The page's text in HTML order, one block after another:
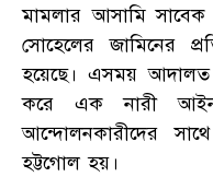
মামলার আসামি সাবেক
সোহেলের জামিনের
হয়েছে। এসময় আদালত
করে এক নারী
আন্দোলনকারীদের
হট্টগোল হয়।